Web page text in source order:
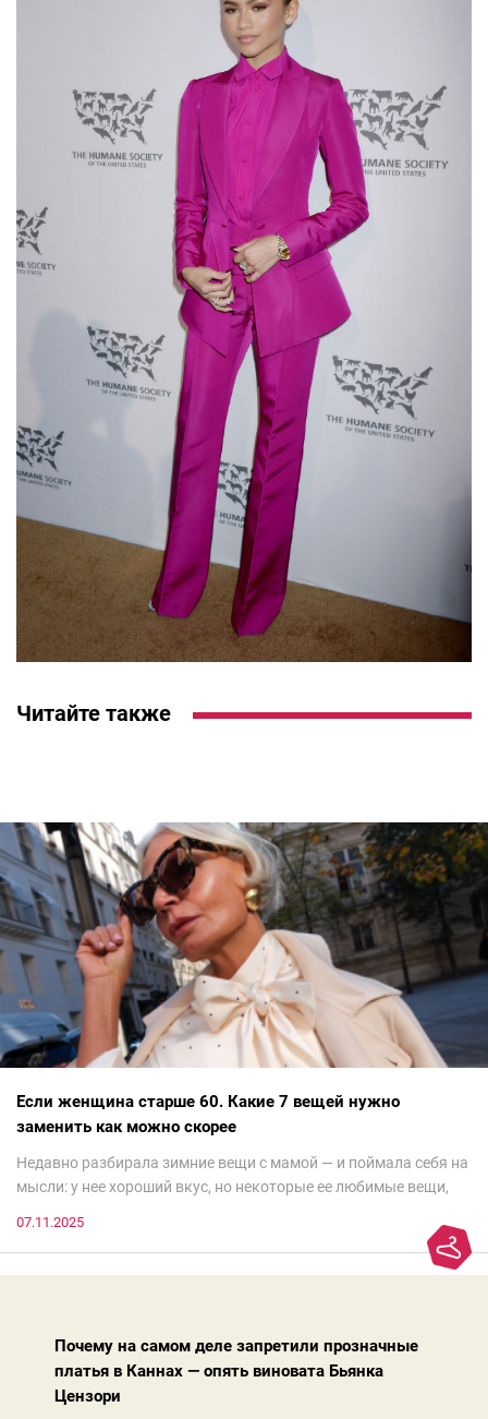
Читайте также
Если женщина старше 60. Какие 7 вещей нужно
заменить как можно скорее
Недавно разбирала зимние вещи с мамой — и поймала себя на
мысли: у нее хороший вкус, но некоторые ее любимые вещи,
добавляют ей лет.И проблема не в том, что они вышли из
моды. Вовсе нет.Проблема в том, что сама мода сделала шаг
07.11.2025
Почему на самом деле запретили прозначные
платья в Каннах — опять виновата Бьянка
Цензори